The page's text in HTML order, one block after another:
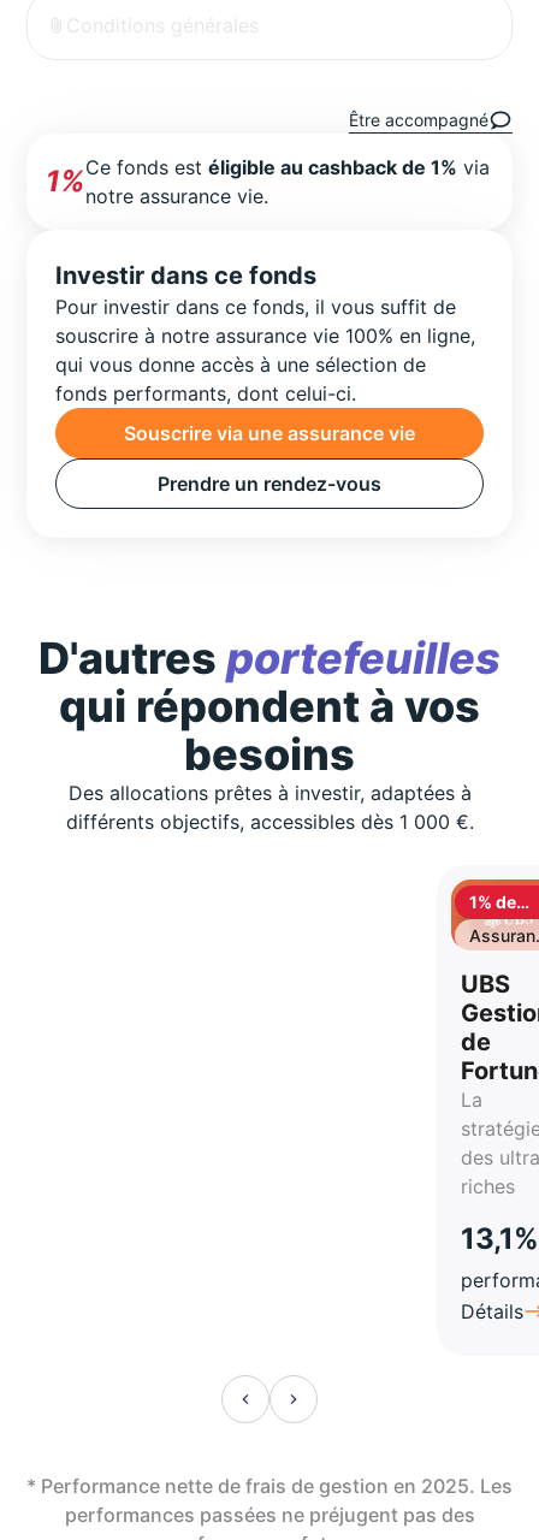
Conditions générales
Être accompagné
1%Ce fonds estéligible au cashback de 1% via
notre assurance vie.
Investir dans ce fonds
Pour investir dans ce fonds, il vous suffit de
souscrire à notre assurance vie 100% en ligne,
qui vous donne accès à une sélection de
fonds performants, dont celui-ci.
Souscrire via une assurance vie
Prendre un rendez-vous
D'autres portefeuilles
qui répondent à vos
besoins
Des allocations prêtes à investir, adaptées à
différents objectifs, accessibles dès 1 000 €.
1% de
UBS
de
La
des
riches
13,1%
Détails
* Performance nette de frais de gestion en 2025. Les
performances passées ne préjugent pas des